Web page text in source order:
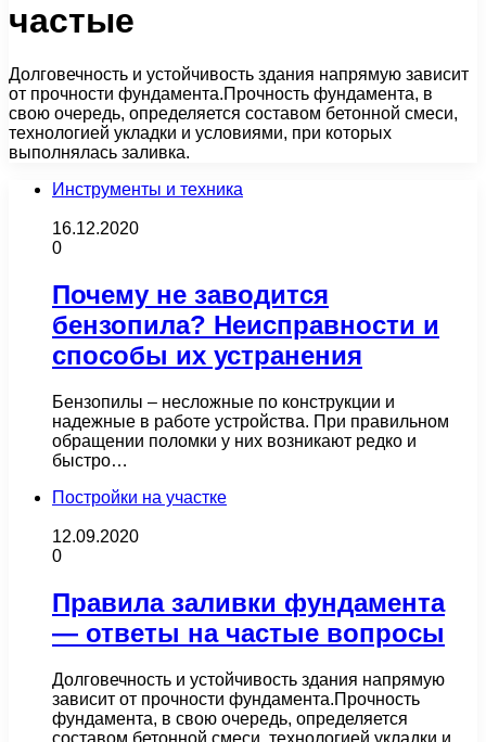
частые
Долговечность и устойчивость здания напрямую зависит
от прочности фундамента.Прочность фундамента, в
свою очередь, определяется составом бетонной смеси,
технологией укладки и условиями, при которых
выполнялась заливка.
Инструменты и техника
16.12.2020
0
Почему не заводится
бензопила? Неисправности и
способы их устранения
Бензопилы – несложные по конструкции и
надежные в работе устройства. При правильном
обращении поломки у них возникают редко и
быстро…
Постройки на участке
12.09.2020
0
Правила заливки фундамента
— ответы на частые вопросы
Долговечность и устойчивость здания напрямую
зависит от прочности фундамента.Прочность
фундамента, в свою очередь, определяется
составом бетонной смеси, технологией укладки и…